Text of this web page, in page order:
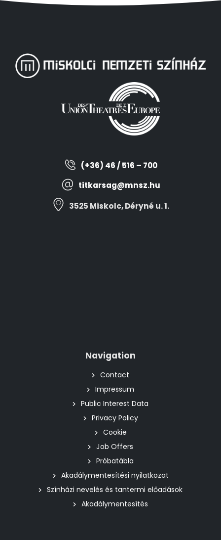
(+36) 46 / 516 – 700
titkarsag@mnsz.hu
3525 Miskolc, Déryné u. 1.
Navigation
Contact
Impressum
Public Interest Data
Privacy Policy
Cookie
Job Offers
Próbatábla
Akadálymentesítési nyilatkozat
Színházi nevelés és tantermi előadások
Akadálymentesítés